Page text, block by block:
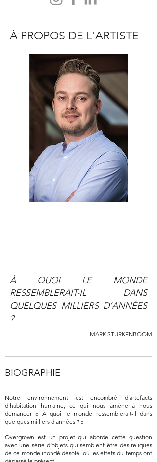
À PROPOS DE L'ARTISTE
À QUOI LE MONDE
RESSEMBLERAIT-IL DANS
QUELQUES MILLIERS D’ANNÉES
?
MARK STURKENBOOM
BIOGRAPHIE
Notre environnement est encombré d’artefacts
d’habitation humaine, ce qui nous amène à nous
demander « À quoi le monde ressemblerait-il dans
quelques milliers d’années ? »
Overgrown est un projet qui aborde cette question
avec une série d’objets qui semblent être des reliques
de ce monde inondé désolé, où les effets du temps ont